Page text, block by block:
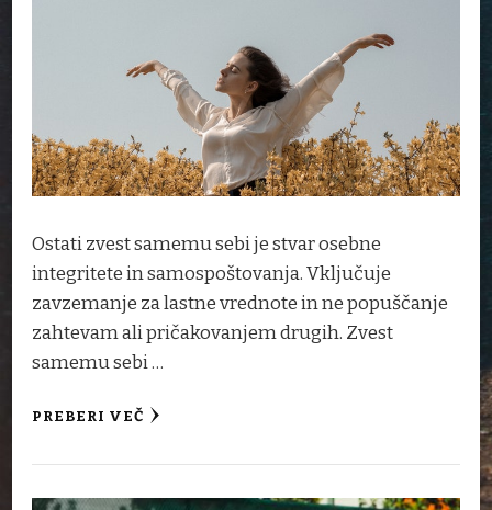
Ostati zvest samemu sebi je stvar osebne
integritete in samospoštovanja. Vključuje
zavzemanje za lastne vrednote in ne popuščanje
zahtevam ali pričakovanjem drugih. Zvest
samemu sebi …
PREBERI VEČ